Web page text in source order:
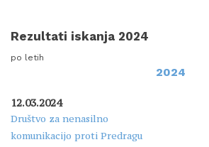
Rezultati iskanja 2024
po letih
2024
12.03.2024
Društvo za nenasilno
komunikacijo proti Predragu